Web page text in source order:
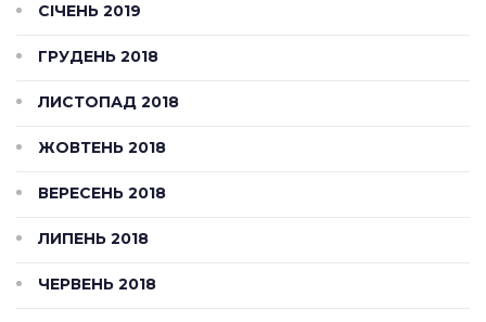
СІЧЕНЬ 2019
ГРУДЕНЬ 2018
ЛИСТОПАД 2018
ЖОВТЕНЬ 2018
ВЕРЕСЕНЬ 2018
ЛИПЕНЬ 2018
ЧЕРВЕНЬ 2018